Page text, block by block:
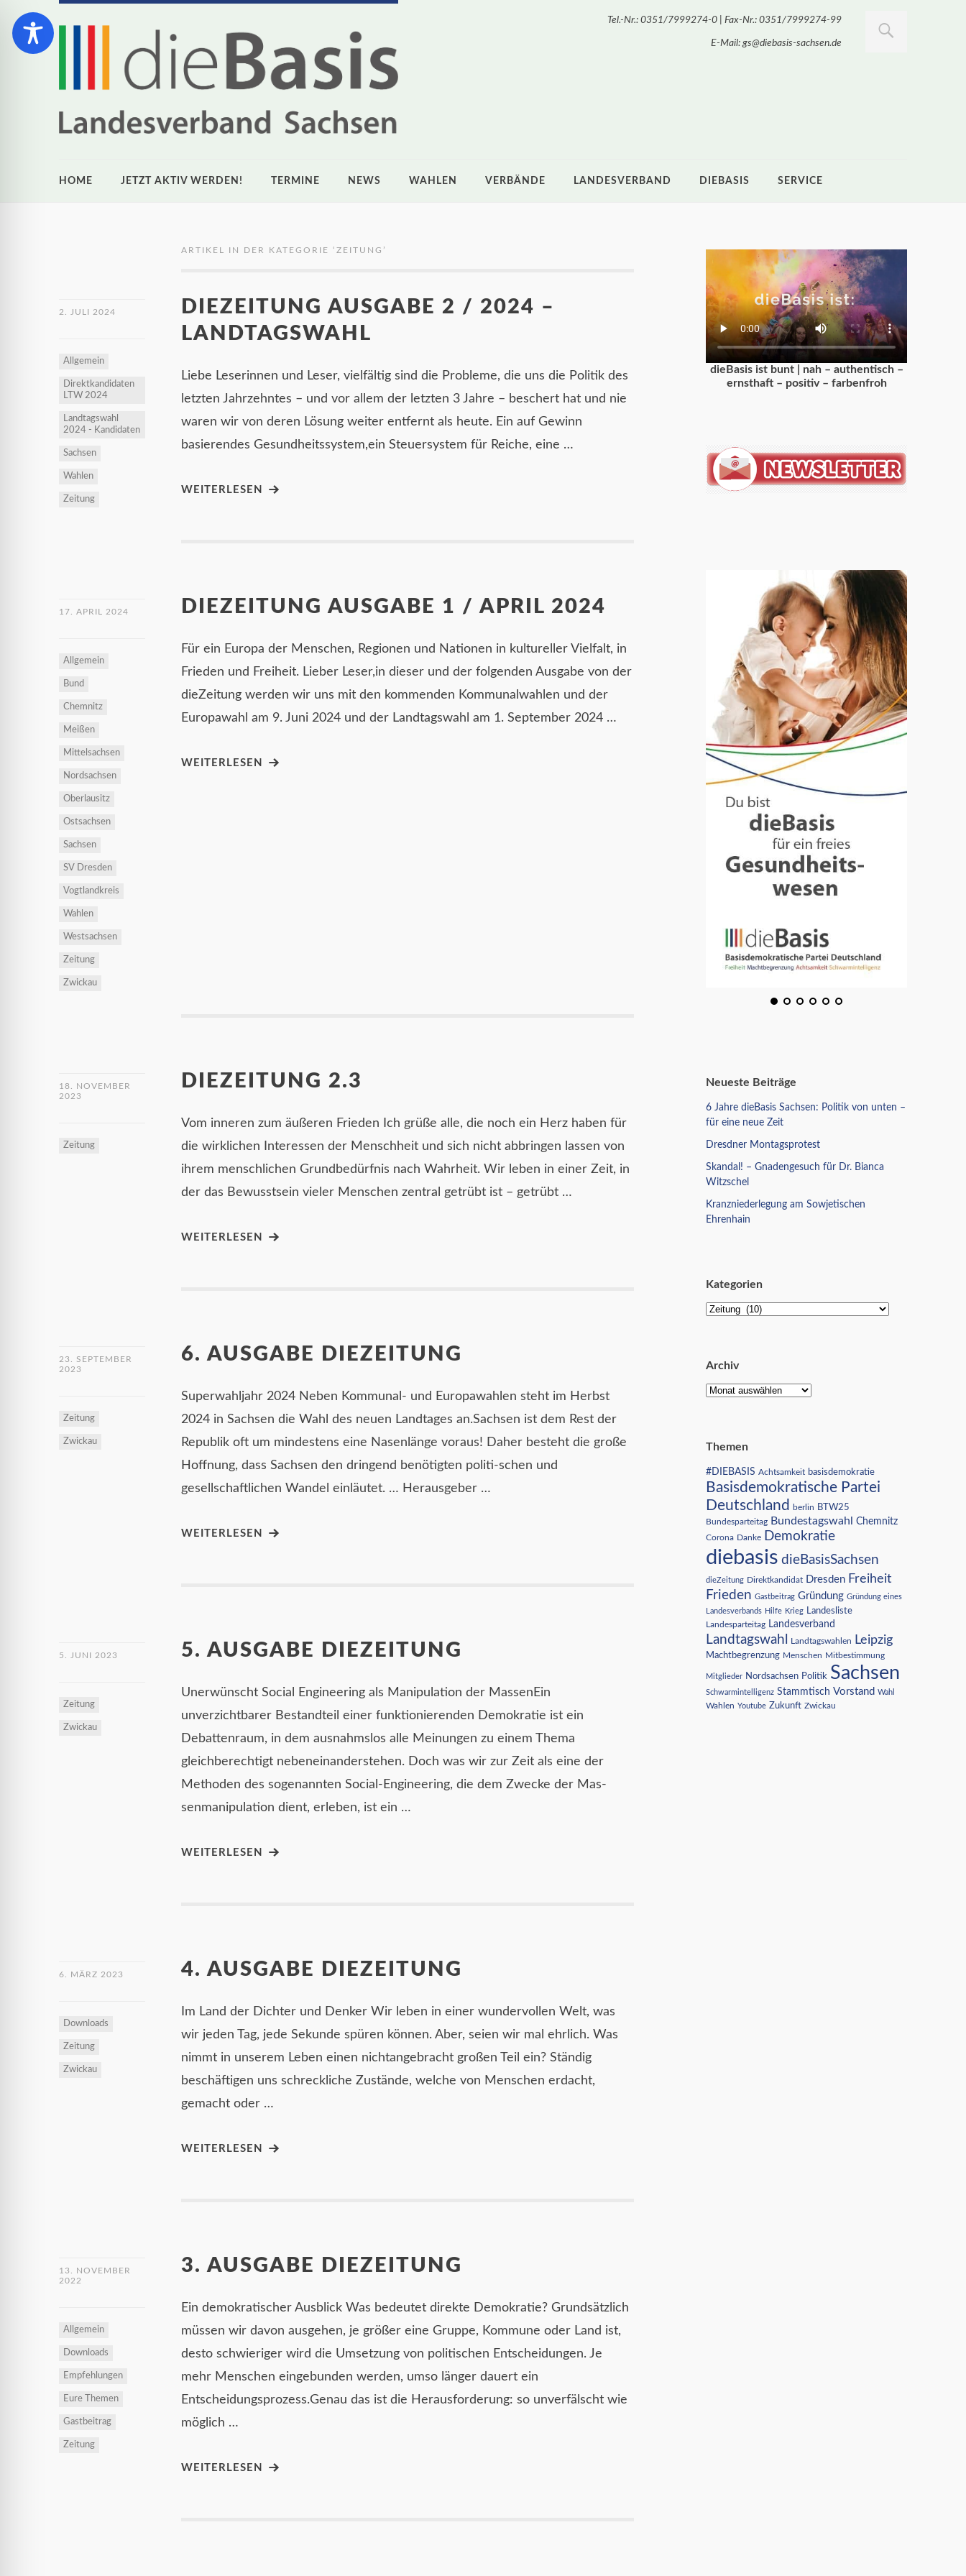
Tel.-Nr.: 0351/7999274-0 | Fax-Nr.: 0351/7999274-99
E-Mail: gs@diebasis-sachsen.de
HOME JETZT AKTIV WERDEN! TERMINE NEWS WAHLEN VERBÄNDE LANDESVERBAND DIEBASIS SERVICE
ARTIKEL IN DER KATEGORIE ‘ ZEITUNG ’
2. JULI 2024
Allgemein
Direktkandidaten
LTW 2024
Landtagswahl
2024 - Kandidaten
Sachsen
Wahlen
Zeitung
DIEZEITUNG AUSGABE 2 / 2024 –
LANDTAGSWAHL
Liebe Leserinnen und Leser, vielfältig sind die Probleme, die uns die Politik des
letzten Jahrzehntes – und vor allem der letzten 3 Jahre – beschert hat und nie
waren wir von deren Lösung weiter entfernt als heute. Ein auf Gewinn
basierendes Gesundheitssystem,ein Steuersystem für Reiche, eine …
WEITERLESEN
17. APRIL 2024
Allgemein
Bund
Chemnitz
Meißen
Mittelsachsen
Nordsachsen
Oberlausitz
Ostsachsen
Sachsen
SV Dresden
Vogtlandkreis
Wahlen
Westsachsen
Zeitung
Zwickau
DIEZEITUNG AUSGABE 1 / APRIL 2024
Für ein Europa der Menschen, Regionen und Nationen in kultureller Vielfalt, in
Frieden und Freiheit. Lieber Leser,in dieser und der folgenden Ausgabe von der
dieZeitung werden wir uns mit den kommenden Kommunalwahlen und der
Europawahl am 9. Juni 2024 und der Landtagswahl am 1. September 2024 …
WEITERLESEN
18. NOVEMBER
2023
Zeitung
DIEZEITUNG 2.3
Vom inneren zum äußeren Frieden Ich grüße alle, die noch ein Herz haben für
die wirklichen Interessen der Menschheit und sich nicht abbringen lassen von
ihrem menschlichen Grundbedürfnis nach Wahrheit. Wir leben in einer Zeit, in
der das Bewusstsein vieler Menschen zentral getrübt ist – getrübt …
WEITERLESEN
23. SEPTEMBER
2023
Zeitung
Zwickau
6. AUSGABE DIEZEITUNG
Superwahljahr 2024 Neben Kommunal- und Europawahlen steht im Herbst
2024 in Sachsen die Wahl des neuen Landtages an.Sachsen ist dem Rest der
Republik oft um mindestens eine Nasenlänge voraus! Daher besteht die große
Hoffnung, dass Sachsen den dringend benötigten politi-schen und
gesellschaftlichen Wandel einläutet. … Herausgeber …
WEITERLESEN
5. JUNI 2023
Zeitung
Zwickau
5. AUSGABE DIEZEITUNG
Unerwünscht Social Engineering als Manipulation der MassenEin
unverzichtbarer Bestandteil einer funktionierenden Demokratie ist ein
Debattenraum, in dem ausnahmslos alle Meinungen zu einem Thema
gleichberechtigt nebeneinanderstehen. Doch was wir zur Zeit als eine der
Methoden des sogenannten Social-Engineering, die dem Zwecke der Mas-
senmanipulation dient, erleben, ist ein …
WEITERLESEN
6. MÄRZ 2023
Downloads
Zeitung
Zwickau
4. AUSGABE DIEZEITUNG
Im Land der Dichter und Denker Wir leben in einer wundervollen Welt, was
wir jeden Tag, jede Sekunde spüren können. Aber, seien wir mal ehrlich. Was
nimmt in unserem Leben einen nichtangebracht großen Teil ein? Ständig
beschäftigen uns schreckliche Zustände, welche von Menschen erdacht,
gemacht oder …
WEITERLESEN
13. NOVEMBER
2022
Allgemein
Downloads
Empfehlungen
Eure Themen
Gastbeitrag
Zeitung
3. AUSGABE DIEZEITUNG
Ein demokratischer Ausblick Was bedeutet direkte Demokratie? Grundsätzlich
müssen wir davon ausgehen, je größer eine Gruppe, Kommune oder Land ist,
desto schwieriger wird die Umsetzung von politischen Entscheidungen. Je
mehr Menschen eingebunden werden, umso länger dauert ein
Entscheidungsprozess.Genau das ist die Herausforderung: so unverfälscht wie
möglich …
WEITERLESEN
dieBasis ist bunt | nah – authentisch –
ernsthaft – positiv – farbenfroh
Neueste Beiträge
6 Jahre dieBasis Sachsen: Politik von unten –
für eine neue Zeit
Dresdner Montagsprotest
Skandal! – Gnadengesuch für Dr. Bianca
Witzschel
Kranzniederlegung am Sowjetischen
Ehrenhain
Kategorien
Archiv
Themen
#DIEBASIS Achtsamkeit basisdemokratie
Basisdemokratische Partei
Deutschland
berlin BTW25
Bundesparteitag Bundestagswahl Chemnitz
Corona Danke Demokratie
diebasis dieBasisSachsen
dieZeitung Direktkandidat Dresden Freiheit
Frieden Gastbeitrag Gründung Gründung eines
Landesverbands Hilfe Krieg Landesliste
Landesparteitag Landesverband
Landtagswahl Landtagswahlen Leipzig
Machtbegrenzung Menschen Mitbestimmung
Mitglieder Nordsachsen Politik Sachsen
Schwarmintelligenz Stammtisch Vorstand Wahl
Wahlen Youtube Zukunft Zwickau